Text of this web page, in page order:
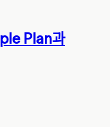
Plan과